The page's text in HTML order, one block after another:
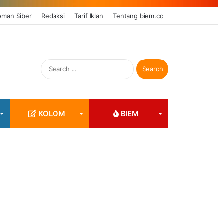
Pedoman Siber Redaksi Tarif Iklan Tentang biem.co
Search
for:
KOLOM BIEM